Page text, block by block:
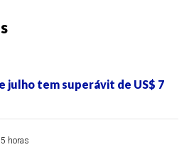
julho tem superávit de US$ 7
horas